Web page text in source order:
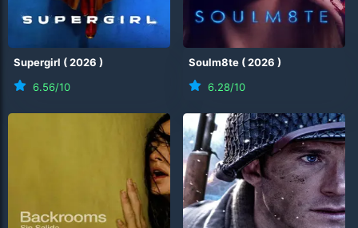
Supergirl (2026 )
6.56/10
Soulm8te (2026 )
6.28/10